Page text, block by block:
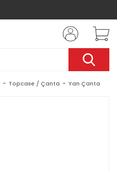
Topcase / Çanta Yan Çanta